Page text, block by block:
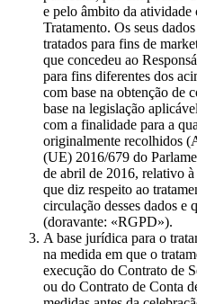
e pelo âmbito da
Tratamento. Os seus
tratados para fins de
que concedeu ao
para fins diferentes dos
com base na obtenção de
base na legislação
com a finalidade para a
originalmente recolhidos
(UE) 2016/679 do
de abril de 2016, relativo à
que diz respeito ao
circulação desses dados
(doravante: «RGPD»).
A base jurídica para o
na medida em que o
execução do Contrato de
ou do Contrato de Conta